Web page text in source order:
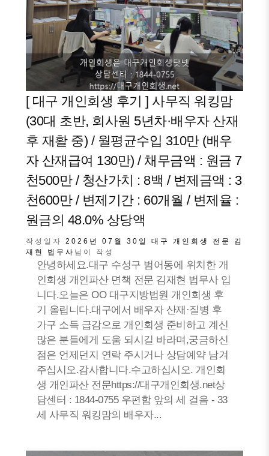
[ 대구 개인회생 후기 ] 사무직 워킹맘
(30대 초반, 회사원 5년차·배우자 산재
후 재활 중) / 월평균수입 310만 (배우
자 산재급여 130만) / 채무금액 : 원금 7
천500만 / 청산가치 : 8백 / 변제금액 : 3
천600만 / 변제기간 : 60개월 / 변제율 :
원금의 48.0% 상당액
작성일자 2026년 07월 30일
대구 개인회생 전문 김
재현 법무사 님이 작성
안녕하세요.대구 수성구 범어동에 위치한 개
인회생 개인파산 면책 전문 김재현 법무사 입
니다.오늘은 OO 대구지방법원 개인회생 후
기 올립니다.대구에서 배우자 산재·질병 후
가구 소득 급감으로 개인회생 준비하고 계신
많은 분들에게 도움 되시길 바라며,궁금하신
점은 언제던지 연락 주시거나 상담예약 남겨
주십시오.감사합니다.수고하십시오. 개인회
생 개인파산 전문https://대구개인회생.net상
담센터 : 1844-0755 우편함 앞의 세 걸음 - 33
세 사무직 워킹맘의 배우자...